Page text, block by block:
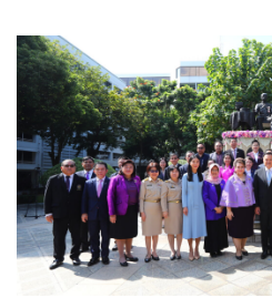
ของชาติ